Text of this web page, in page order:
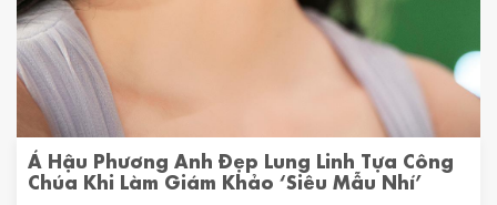
Á Hậu Phương Anh Đẹp Lung Linh Tựa Công
Chúa Khi Làm Giám Khảo ‘Siêu Mẫu Nhí’